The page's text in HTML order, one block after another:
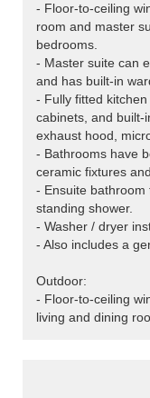
- Floor-to-ceiling
room and master
bedrooms.
- Master suite can
and has built-in
- Fully fitted
cabinets, and built-
exhaust hood,
- Bathrooms have
ceramic fixtures
- Ensuite
standing shower.
- Washer / dryer
- Also includes a
Outdoor:
- Floor-to-ceiling
living and dining